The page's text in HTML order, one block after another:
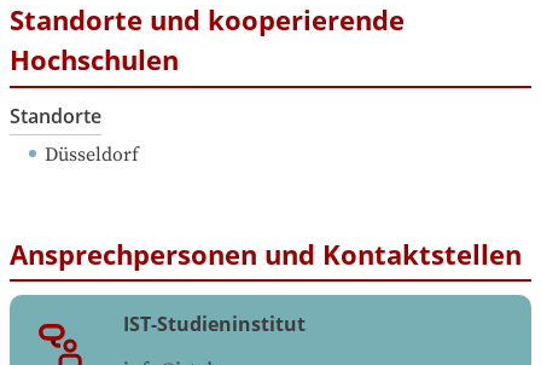
Standorte und kooperierende
Hochschulen
Standorte
Düsseldorf
Ansprechpersonen und Kontaktstellen
IST-Studieninstitut